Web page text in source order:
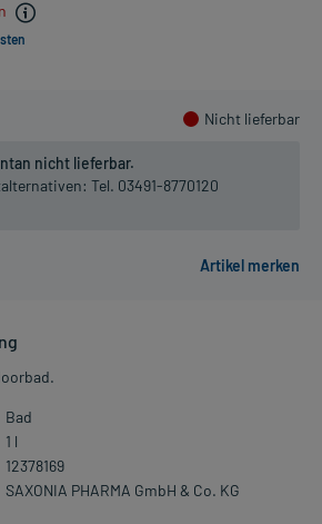
Nicht lieferbar
nicht lieferbar.
Tel. 03491-8770120
Bad
1 l
12378169
SAXONIA PHARMA GmbH & Co. KG